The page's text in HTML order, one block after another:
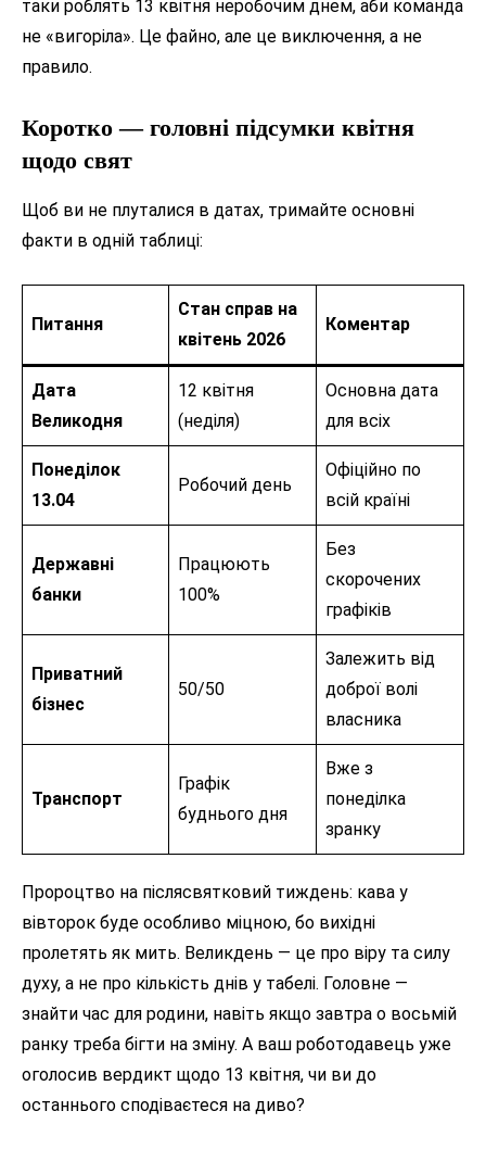
таки роблять 13 квітня неробочим днем, аби команда
не «вигоріла». Це файно, але це виключення, а не
правило.
Коротко — головні підсумки квітня
щодо свят
Щоб ви не плуталися в датах, тримайте основні
факти в одній таблиці:
Питання
Стан справ на
квітень 2026
Коментар
Дата
Великодня
12 квітня
(неділя)
Основна дата
для всіх
Понеділок
13.04
Робочий день
Офіційно по
всій країні
Державні
банки
Працюють
100%
Без
скорочених
графіків
Приватний
бізнес
50/50
Залежить від
доброї волі
власника
Транспорт
Графік
буднього дня
Вже з
понеділка
зранку
Пророцтво на післясвятковий тиждень: кава у
вівторок буде особливо міцною, бо вихідні
пролетять як мить. Великдень — це про віру та силу
духу, а не про кількість днів у табелі. Головне —
знайти час для родини, навіть якщо завтра о восьмій
ранку треба бігти на зміну. А ваш роботодавець уже
оголосив вердикт щодо 13 квітня, чи ви до
останнього сподіваєтеся на диво?